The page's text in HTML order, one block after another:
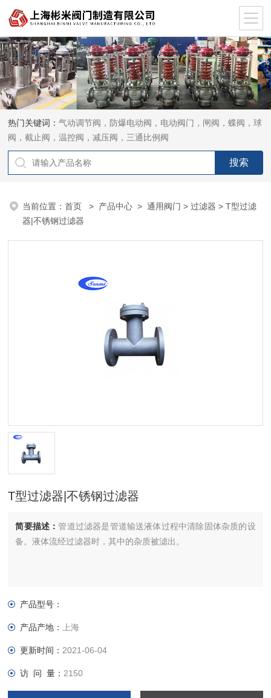
热门关键词：气动调节阀，防爆电动阀，电动阀门，闸阀，蝶阀，球
阀，截止阀，温控阀，减压阀，三通比例阀
当前位置：首页 > 产品中心 >通用阀门 >过滤器 > T型过滤
器|不锈钢过滤器
T型过滤器|不锈钢过滤器
简要描述：管道过滤器是管道输送液体过程中清除固体杂质的设
备。液体流经过滤器时，其中的杂质被滤出。
产品型号：
产品产地： 上海
更新时间： 2021-06-04
访 问 量： 2150